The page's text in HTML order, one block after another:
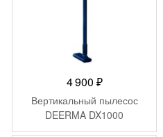
4 900 ₽
Вертикальный пылесос
DEERMA DX1000